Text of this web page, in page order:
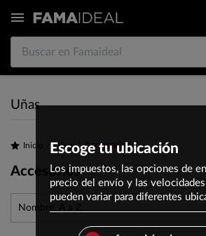

Uñas
Inicio Uñas Accesorios
Accesorios
Nombre, A a Z
Escoge tu ubicación
Los impuestos, las opciones de
precio del envío y las
pueden variar para diferentes